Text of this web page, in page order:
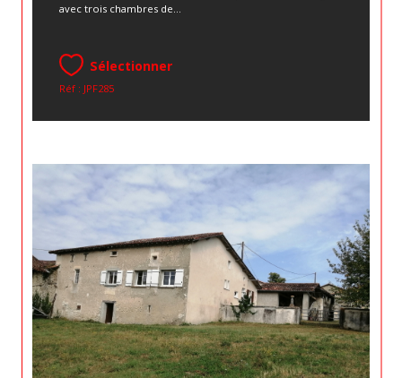
avec trois chambres de...
Sélectionner
Réf : JPF285